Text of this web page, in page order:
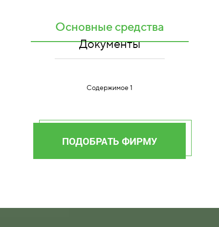
Основные средства
Документы
Содержимое 1
ПОДОБРАТЬ ФИРМУ